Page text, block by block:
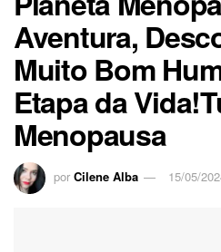
Aventura,
Muito Bom
Etapa da
Menopausa
por Cilene Alba 15/05/